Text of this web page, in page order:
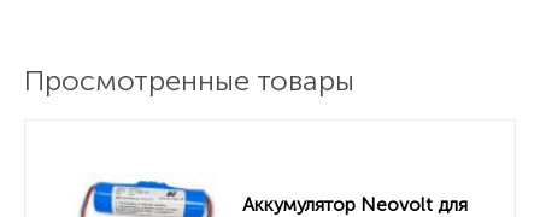
Просмотренные товары
Аккумулятор Neovolt для